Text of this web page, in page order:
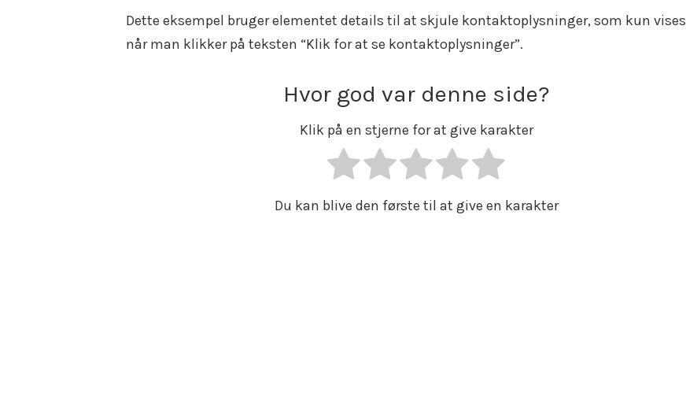
Dette eksempel bruger elementet details til at skjule kontaktoplysninger, som kun vises
når man klikker på teksten “Klik for at se kontaktoplysninger”.
Hvor god var denne side?
Klik på en stjerne for at give karakter
Du kan blive den første til at give en karakter